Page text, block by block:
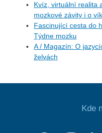
Kvíz, virtuální realita
mozkové závity i o
Fascinující cesta do
Týdne mozku
A / Magazín: O
želvách
Kde